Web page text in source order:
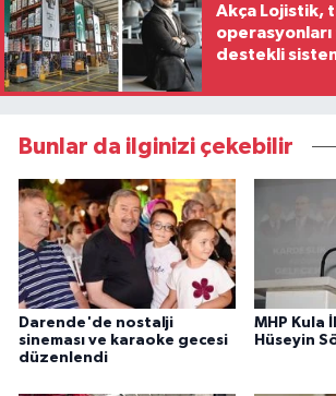
Akça Lojistik,
destekli
Bunlar da ilginizi çekebilir
Darende'de nostalji
sineması ve karaoke gecesi
düzenlendi
MHP Kula
Hüseyin